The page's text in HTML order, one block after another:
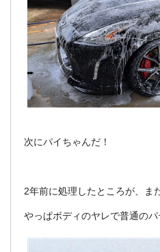
次にパイちゃんだ！
2年前に処理したところが、ま
やっぱボディのヤレで普通の